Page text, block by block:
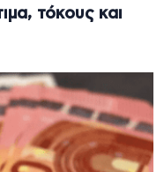
τόκους και